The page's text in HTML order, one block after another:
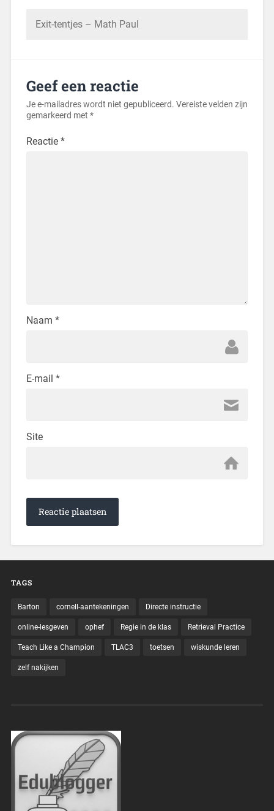
Exit-tentjes – Math Paul
Geef een reactie
Je e-mailadres wordt niet gepubliceerd. Vereiste velden zijn
gemarkeerd met *
Reactie *
Naam *
E-mail *
Site
TAGS
Barton cornell-aantekeningen Directe instructie
online-lesgeven ophef Regie in de klas Retrieval Practice
Teach Like a Champion TLAC3 toetsen wiskunde leren
zelf nakijken